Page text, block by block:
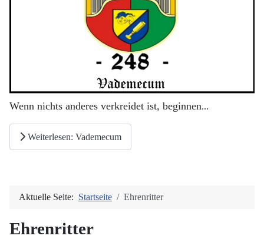
Wenn nichts anderes verkreidet ist, beginnen...
Weiterlesen: Vademecum
Aktuelle Seite: Startseite Ehrenritter
Ehrenritter